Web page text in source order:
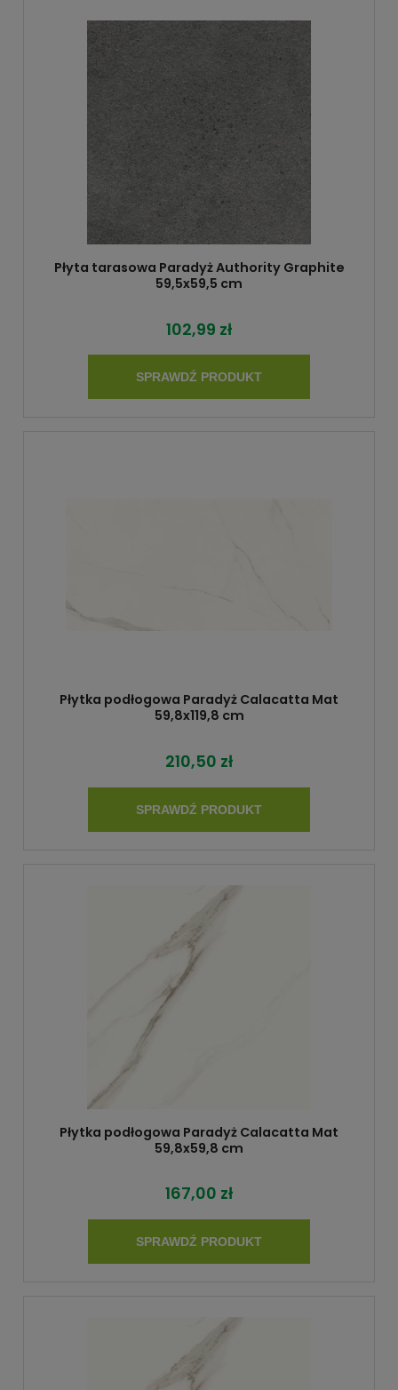
Płyta tarasowa Paradyż Authority Graphite
59,5x59,5 cm
102,99 zł
SPRAWDŹ PRODUKT
Płytka podłogowa Paradyż Calacatta Mat
59,8x119,8 cm
210,50 zł
SPRAWDŹ PRODUKT
Płytka podłogowa Paradyż Calacatta Mat
59,8x59,8 cm
167,00 zł
SPRAWDŹ PRODUKT